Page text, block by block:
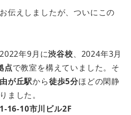
伝えしましたが、ついにこの
年9月に渋谷校、2024年3月
点で教室を構えていました。そ
が丘駅から徒歩5分ほどの閑静
ました。
16-10市川ビル2F